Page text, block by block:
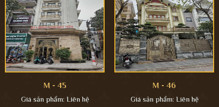
M - 45
Giá sản phẩm: Liên hệ
M - 46
Giá sản phẩm: Liên hệ